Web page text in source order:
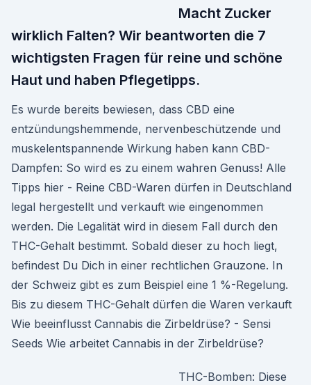
Macht Zucker
wirklich Falten? Wir beantworten die 7
wichtigsten Fragen für reine und schöne
Haut und haben Pflegetipps.
Es wurde bereits bewiesen, dass CBD eine
entzündungshemmende, nervenbeschützende und
muskelentspannende Wirkung haben kann CBD-
Dampfen: So wird es zu einem wahren Genuss! Alle
Tipps hier - Reine CBD-Waren dürfen in Deutschland
legal hergestellt und verkauft wie eingenommen
werden. Die Legalität wird in diesem Fall durch den
THC-Gehalt bestimmt. Sobald dieser zu hoch liegt,
befindest Du Dich in einer rechtlichen Grauzone. In
der Schweiz gibt es zum Beispiel eine 1 %-Regelung.
Bis zu diesem THC-Gehalt dürfen die Waren verkauft
Wie beeinflusst Cannabis die Zirbeldrüse? - Sensi
Seeds Wie arbeitet Cannabis in der Zirbeldrüse?
THC-Bomben: Diese